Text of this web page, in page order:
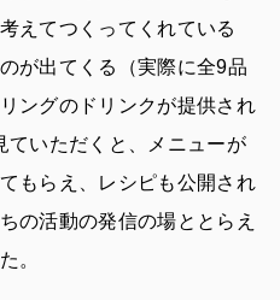
えてつくってくれている
が出てくる（実際に全9品
ングのドリンクが提供され
ていただくと、メニューが
もらえ、レシピも公開され
の活動の発信の場ととらえ
。